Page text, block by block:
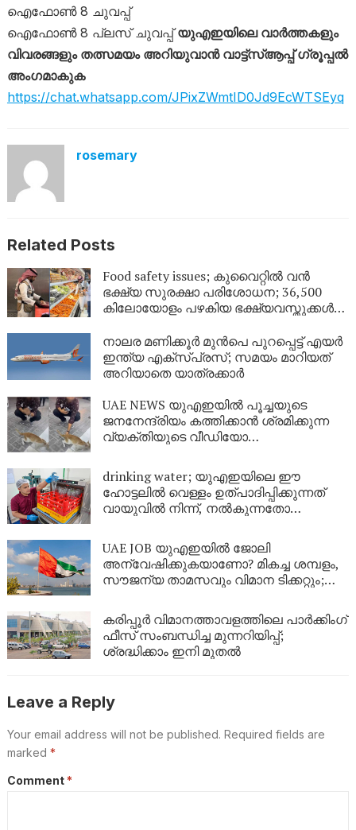
ഐഫോൺ 8 ചുവപ്പ്
ഐഫോൺ 8 പ്ലസ് ചുവപ്പ്യുഎഇയിലെ വാർത്തകളും
വിവരങ്ങളും തത്സമയം അറിയുവാൻ വാട്ട്‌സ്ആപ്പ് ഗ്രൂപ്പൽ
അംഗമാകുക
https://chat.whatsapp.com/JPixZWmtID0Jd9EcWTSEyq
rosemary
Related Posts
Food safety issues; കുവൈറ്റിൽ വൻ
ഭക്ഷ്യ സുരക്ഷാ പരിശോധന; 36,500
കിലോയോളം പഴകിയ ഭക്ഷ്യവസ്തുക്കൾ
നാലര മണിക്കൂര്‍ മുന്‍പെ പുറപ്പെട്ട് എയര്‍
ഇന്ത്യ എക്സ്പ്രസ്; സമയം മാറിയത്
അറിയാതെ യാത്രക്കാര്‍
UAE NEWS യുഎഇയിൽ പൂച്ചയുടെ
ജനനേന്ദ്രിയം കത്തിക്കാൻ ശ്രമിക്കുന്ന
വ്യക്തിയുടെ വീഡിയോ
പ്രചരിക്കുന്നു,നടപടി
drinking water; യുഎഇയിലെ ഈ
ഹോട്ടലിൽ വെള്ളം ഉത്പാദിപ്പിക്കുന്നത്
വായുവിൽ നിന്ന്, നൽകുന്നതോ
UAE JOB യുഎഇയിൽ ജോലി
അന്വേഷിക്കുകയാണോ? മികച്ച ശമ്പളം,
സൗജന്യ താമസവും വിമാന ടിക്കറ്റും;
കരിപ്പൂര്‍ വിമാനത്താവളത്തിലെ പാർക്കിംഗ്
ഫീസ് സംബന്ധിച്ച മുന്നറിയിപ്പ്;
ശ്രദ്ധിക്കാം ഇനി മുതൽ
Leave a Reply
Your email address will not be published. Required fields are
marked *
Comment *